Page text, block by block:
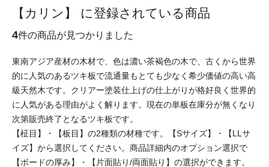
【カリン】 に登録されている商品
4件の商品が見つかりました
東南アジア産材の木材で、色は濃い茶褐色の木で、古くから世界
的に人気のあるツキ板で流通量もとても少なく希少価値の高い高
級天然木です。クリアー塗装仕上げの仕上がりが格好良く世界的
に人気がある理由がよく解ります。現在の単板在庫分が無くなり
次第販売終了となるツキ板です。
【柾目】・【板目】の2種類の材種です。【Sサイズ】・【LLサ
イズ】から選択してください。商品詳細内のオプション選択で
【ボードの厚み】・【片面貼り/両面貼り】の選択ができます。